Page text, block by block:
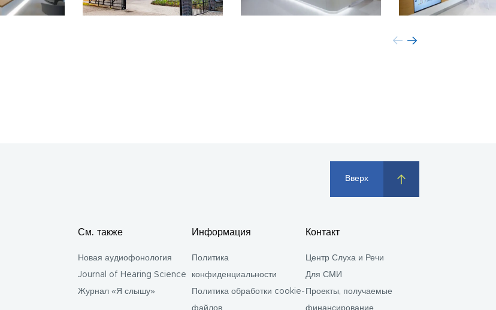
Вверх
См. также
Новая аудиофонология
Journal of Hearing Science
Журнал «Я слышу»
Информация
Политика
конфиденциальности
Политика обработки cookie-
файлов
Контакт
Центр Слуха и Речи
Для СМИ
Проекты, получаемые
финансирование